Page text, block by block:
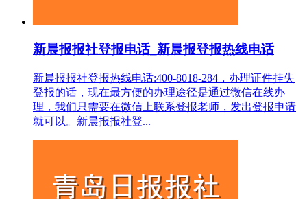
新晨报报社登报电话_新晨报登报热线电话
新晨报报社登报热线电话:400-8018-284，办理证件挂失
登报的话，现在最方便的办理途径是通过微信在线办
理，我们只需要在微信上联系登报老师，发出登报申请
就可以。新晨报报社登...